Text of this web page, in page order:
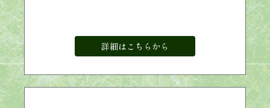
詳細はこちらから